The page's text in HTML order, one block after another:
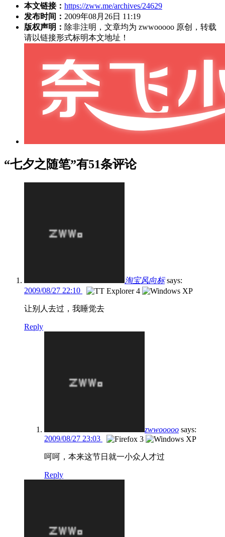
本文链接： https://zww.me/archives/24629
发布时间： 2009年08月26日 11:19
版权声明： 除非注明，文章均为 zwwooooo 原创，转载
请以链接形式标明本文地址！
“七夕之随笔”有51条评论
淘宝风向标 says:
2009/08/27 22:10
让别人去过，我睡觉去
Reply
zwwooooo says:
2009/08/27 23:03
呵呵，本来这节日就一小众人才过
Reply